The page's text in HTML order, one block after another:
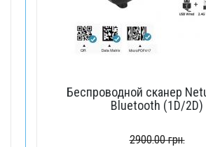
Беспроводной сканер
Bluetooth (1D/2D)
2900.00 грн.